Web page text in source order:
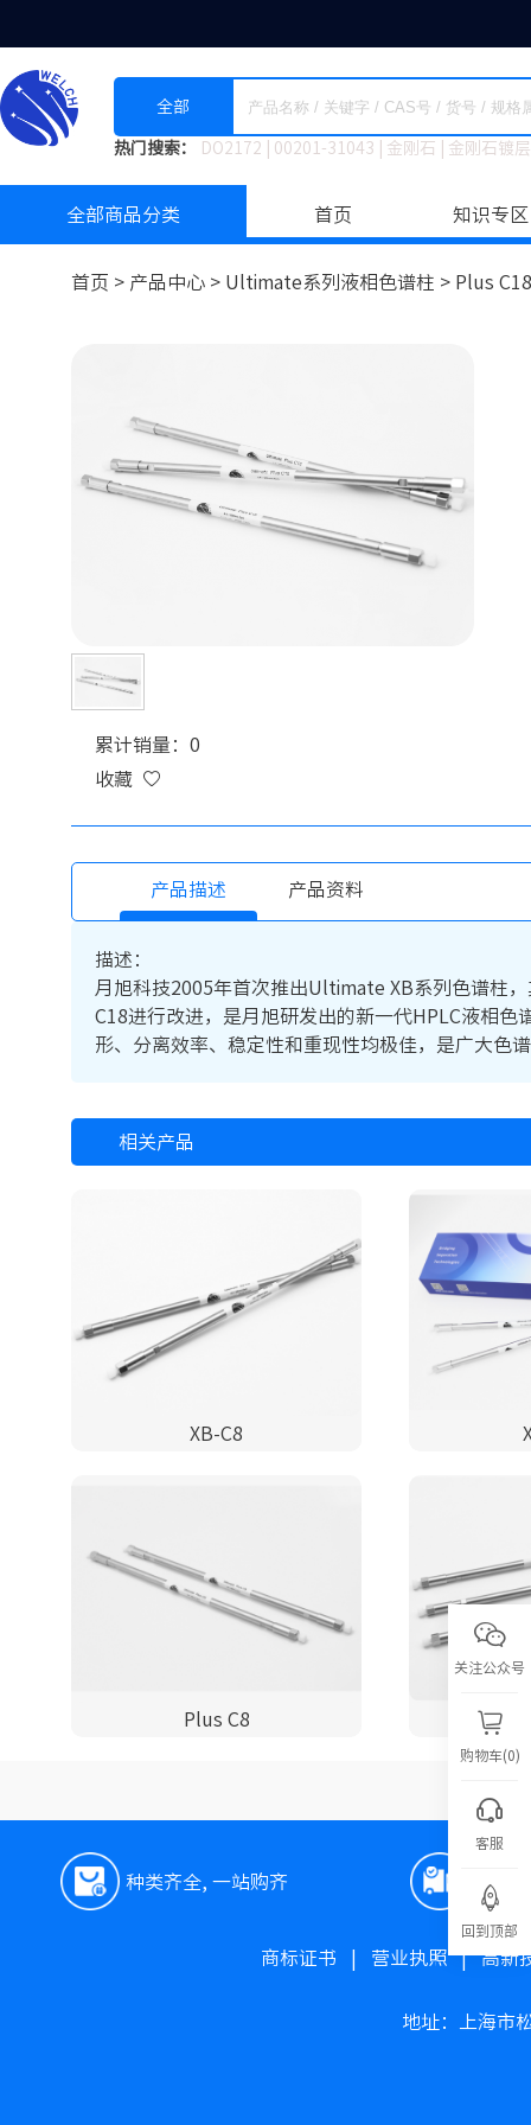
全部
热门搜索： DO2172 00201-31043 金刚石 金刚石镀
全部商品分类 首页 知识专区
首页 > 产品中心 > Ultimate系列液相色谱柱 > Plus
累计销量：0
收藏
产品描述 产品资料
描述：
月旭科技2005年首次推出Ultimate XB系列色谱柱
C18进行改进，是月旭研发出的新一代HPLC液相
形、分离效率、稳定性和重现性均极佳，是广大色
相关产品
XB-C8
Plus C8
种类齐全, 一站购齐 极速
商标证书 营业执照|高新
地址：上海市
关注公众号
购物车(0)
客服
回到顶部